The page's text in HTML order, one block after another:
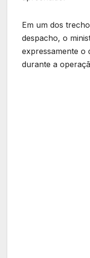
Em um dos
despacho, o
expressamente o
durante a